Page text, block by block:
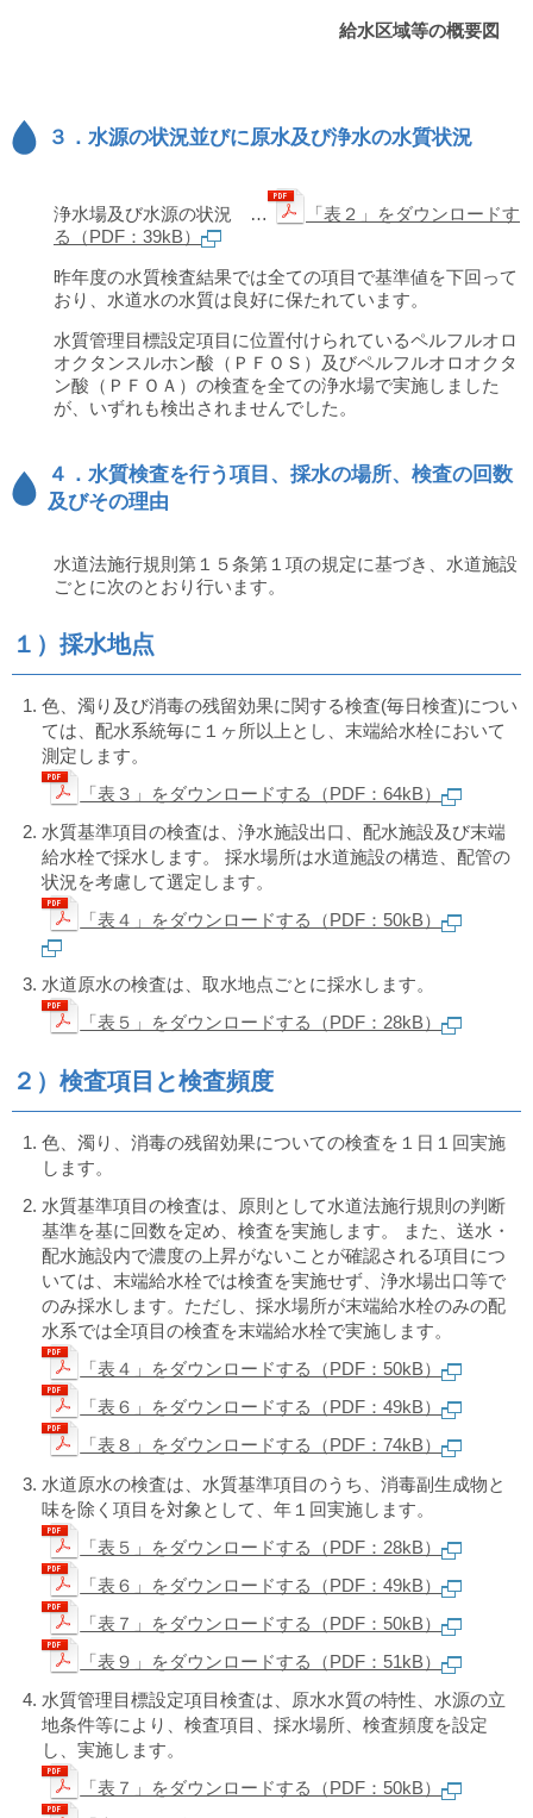
給水区域等の概要図
３．水源の状況並びに原水及び浄水の水質状況
浄水場及び水源の状況 …
「表２」をダウンロードす
る（PDF：39kB）
昨年度の水質検査結果では全ての項目で基準値を下回って
おり、水道水の水質は良好に保たれています。
水質管理目標設定項目に位置付けられているペルフルオロ
オクタンスルホン酸（ＰＦＯＳ）及びペルフルオロオクタ
ン酸（ＰＦＯＡ）の検査を全ての浄水場で実施しました
が、いずれも検出されませんでした。
４．水質検査を行う項目、採水の場所、検査の回数
及びその理由
水道法施行規則第１５条第１項の規定に基づき、水道施設
ごとに次のとおり行います。
１）採水地点
色、濁り及び消毒の残留効果に関する検査(毎日検査)につい
ては、配水系統毎に１ヶ所以上とし、末端給水栓において
測定します。
「表３」をダウンロードする（PDF：64kB）
水質基準項目の検査は、浄水施設出口、配水施設及び末端
給水栓で採水します。 採水場所は水道施設の構造、配管の
状況を考慮して選定します。
「表４」をダウンロードする（PDF：50kB）
水道原水の検査は、取水地点ごとに採水します。
「表５」をダウンロードする（PDF：28kB）
２）検査項目と検査頻度
色、濁り、消毒の残留効果についての検査を１日１回実施
します。
水質基準項目の検査は、原則として水道法施行規則の判断
基準を基に回数を定め、検査を実施します。 また、送水・
配水施設内で濃度の上昇がないことが確認される項目につ
いては、末端給水栓では検査を実施せず、浄水場出口等で
のみ採水します。ただし、採水場所が末端給水栓のみの配
水系では全項目の検査を末端給水栓で実施します。
「表４」をダウンロードする（PDF：50kB）
「表６」をダウンロードする（PDF：49kB）
「表８」をダウンロードする（PDF：74kB）
水道原水の検査は、水質基準項目のうち、消毒副生成物と
味を除く項目を対象として、年１回実施します。
「表５」をダウンロードする（PDF：28kB）
「表６」をダウンロードする（PDF：49kB）
「表７」をダウンロードする（PDF：50kB）
「表９」をダウンロードする（PDF：51kB）
水質管理目標設定項目検査は、原水水質の特性、水源の立
地条件等により、検査項目、採水場所、検査頻度を設定
し、実施します。
「表７」をダウンロードする（PDF：50kB）